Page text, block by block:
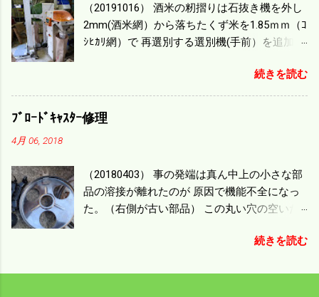
機の容量、籾摺りの能力などのバランスの問
題で 今の機種で満足している。 というより買
った時はまだ耕作面積が少なく手が出せ 無か
のがある。キャビン付きだから一度は乗って
みたいと思う。 町内では5条刈りの100㎰で作
業する人がいる。 秋作業は儲かるというのが
（20191016） 酒米の籾摺りは石抜き機を外し
2mm(酒米網）から落ちたくず米を1.85ｍｍ（ｺ
ｼﾋｶﾘ網）で 再選別する選別機(手前）を追加す
ず米より2倍近い値段になる。 後で選別するの
には手間がかかるので 一度に選別するやり方
を随分前からこの方式にした。 今年は酒米30
㎏を40袋したところで未熟が3袋出る。 1.85ｍ
めるほど忙しい。 広島県の作況指数は98だと
いう。 実感としては90が正しいと思うが こん
な年はくず米が多い。 食協という米を扱う会
と8月の酷暑、あげくウンカの被害と トリプル
続きを読む
ﾌﾞﾛｰﾄﾞｷｬｽﾀｰ修理
4月 06, 2018
（20180403） 事の発端は真ん中上の小さな部
品の溶接が離れたのが 原因で機能不全になっ
た。（右側が古い部品） この丸い穴の空いた
下を調整するシャッターになっている。 シャ
は全く使えなくなった。 部品のステンレスの
続きを読む